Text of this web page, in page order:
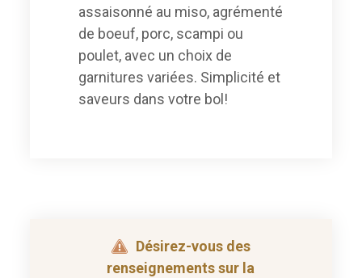
assaisonné au miso, agrémenté
de boeuf, porc, scampi ou
poulet, avec un choix de
garnitures variées. Simplicité et
saveurs dans votre bol!
Désirez-vous des
renseignements sur la